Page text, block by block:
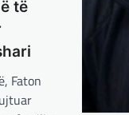
të
Faton